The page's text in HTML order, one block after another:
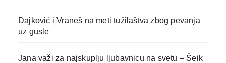
Dajković i Vraneš na meti tužilaštva zbog pevanja
uz gusle
Jana važi za najskuplju ljubavnicu na svetu – Šeik